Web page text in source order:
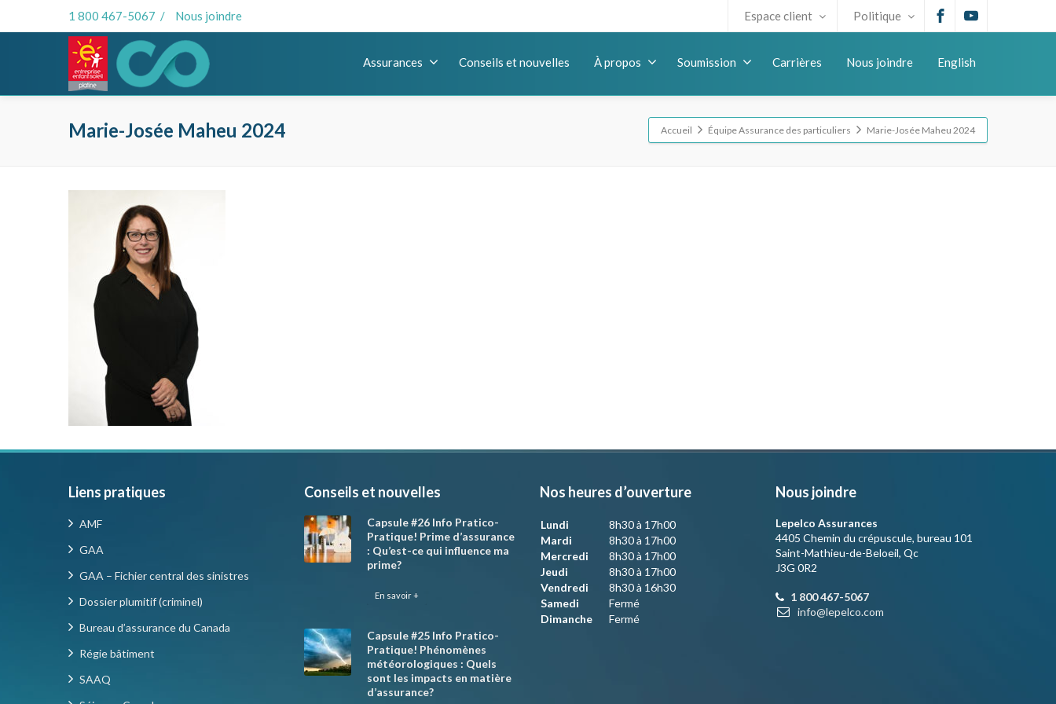
1 800 467-5067 / Nous joindre Espace client Politique
Assurances Conseils et nouvelles À propos Soumission Carrières Nous joindre English
Marie-Josée Maheu 2024 Accueil Équipe Assurance des particuliers Marie-Josée Maheu 2024
Liens pratiques
AMF
GAA
GAA – Fichier central des sinistres
Dossier plumitif (criminel)
Bureau d’assurance du Canada
Régie bâtiment
SAAQ
Conseils et nouvelles
Capsule #26 Info Pratico-
Pratique! Prime d’assurance
: Qu’est-ce qui influence ma
prime?
En savoir +
Capsule #25 Info Pratico-
Pratique! Phénomènes
météorologiques : Quels
sont les impacts en matière
d’assurance?
Nos heures d’ouverture
Lundi
8h30 à 17h00
Mardi
8h30 à 17h00
Mercredi
8h30 à 17h00
Jeudi
8h30 à 17h00
Vendredi
8h30 à 16h30
Samedi
Fermé
Dimanche
Fermé
Nous joindre
Lepelco Assurances
4405 Chemin du crépuscule, bureau 101
Saint-Mathieu-de-Beloeil, Qc
J3G 0R2
1 800 467-5067
info@lepelco.com